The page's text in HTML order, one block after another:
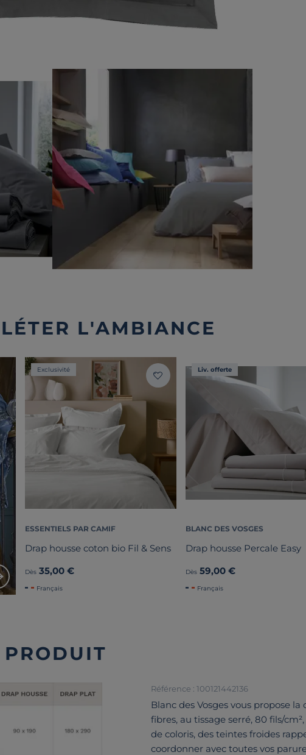
L'AMBIANCE
Exclusivité
ESSENTIELS PAR CAMIF
Drap housse coton bio Fil & Sens
Dès 35,00 €
Français
Liv. offerte
BLANC DES VOSGES
Drap housse Percale Easy
Dès 59,00 €
Français
Référence : 100121442136
Blanc des Vosges vous propose
fibres, au tissage serré, 80 fils/
de coloris, des teintes froides
coordonner avec toutes vos